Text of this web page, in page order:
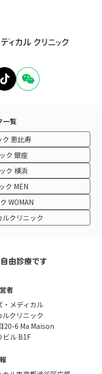
一覧
ク 恵比寿
ク 銀座
ク 横浜
ク MEN
WOMAN
クリニック
由診療です
者
・メディカル
クリニック
20-6 Ma Maison
ビル B1F